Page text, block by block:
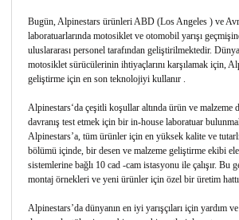
Bugün, Alpinestars ürünleri ABD (Los Angeles ) ve
laboratuarlarında motosiklet ve otomobil yarışı
uluslararası personel tarafından geliştirilmektedir. Dünya
motosiklet sürücülerinin ihtiyaçlarını karşılamak için,
geliştirme için en son teknolojiyi kullanır .
Alpinestars‘da çeşitli koşullar altında ürün ve malzeme
davranış test etmek için bir in-house laboratuar
Alpinestars’a, tüm ürünler için en yüksek kalite ve
bölümü içinde, bir desen ve malzeme geliştirme ekibi
sistemlerine bağlı 10 cad -cam istasyonu ile çalışır. Bu
montaj örnekleri ve yeni ürünler için özel bir üretim
Alpinestars’da dünyanın en iyi yarışçıları için yardım